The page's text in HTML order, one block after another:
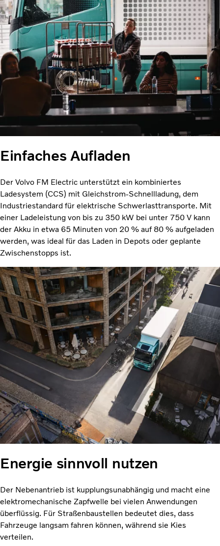
Einfaches Aufladen
Der Volvo FM Electric unterstützt ein kombiniertes
Ladesystem (CCS) mit Gleichstrom-Schnellladung, dem
Industriestandard für elektrische Schwerlasttransporte. Mit
einer Ladeleistung von bis zu 350 kW bei unter 750 V kann
der Akku in etwa 65 Minuten von 20 % auf 80 % aufgeladen
werden, was ideal für das Laden in Depots oder geplante
Zwischenstopps ist.
Energie sinnvoll nutzen
Der Nebenantrieb ist kupplungsunabhängig und macht eine
elektromechanische Zapfwelle bei vielen Anwendungen
überflüssig. Für Straßenbaustellen bedeutet dies, dass
Fahrzeuge langsam fahren können, während sie Kies
verteilen.